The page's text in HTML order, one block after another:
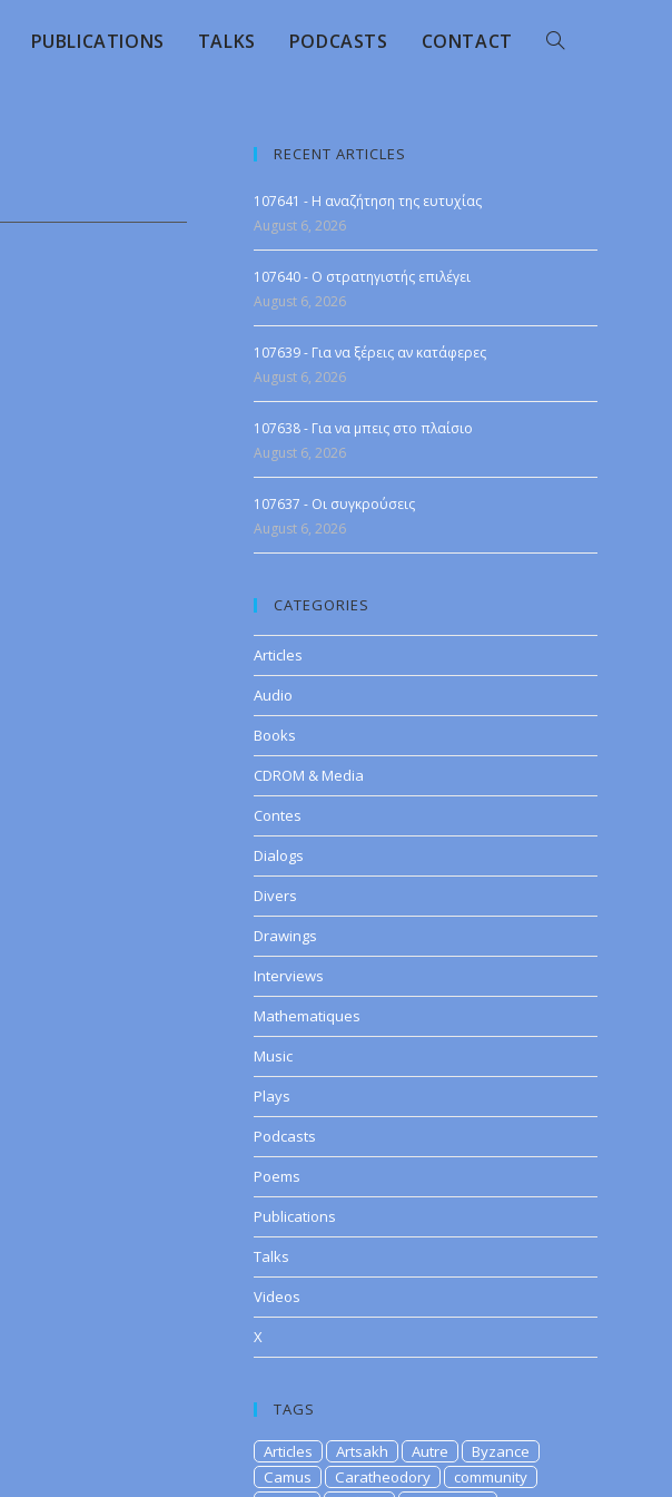
PUBLICATIONS TALKS PODCASTS CONTACT
RECENT ARTICLES
107641 - Η αναζήτηση της ευτυχίας
August 6, 2026
107640 - Ο στρατηγιστής επιλέγει
August 6, 2026
107639 - Για να ξέρεις αν κατάφερες
August 6, 2026
107638 - Για να μπεις στο πλαίσιο
August 6, 2026
107637 - Οι συγκρούσεις
August 6, 2026
CATEGORIES
Articles
Audio
Books
CDROM & Media
Contes
Dialogs
Divers
Drawings
Interviews
Mathematiques
Music
Plays
Podcasts
Poems
Publications
Talks
Videos
X
TAGS
Articles Artsakh Autre
Byzance
Camus
Caratheodory
community